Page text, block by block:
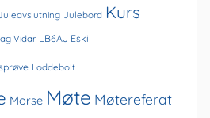
Julebord Kurs
Vidar LB6AJ Eskil
Loddebolt
Morse Møte Møtereferat